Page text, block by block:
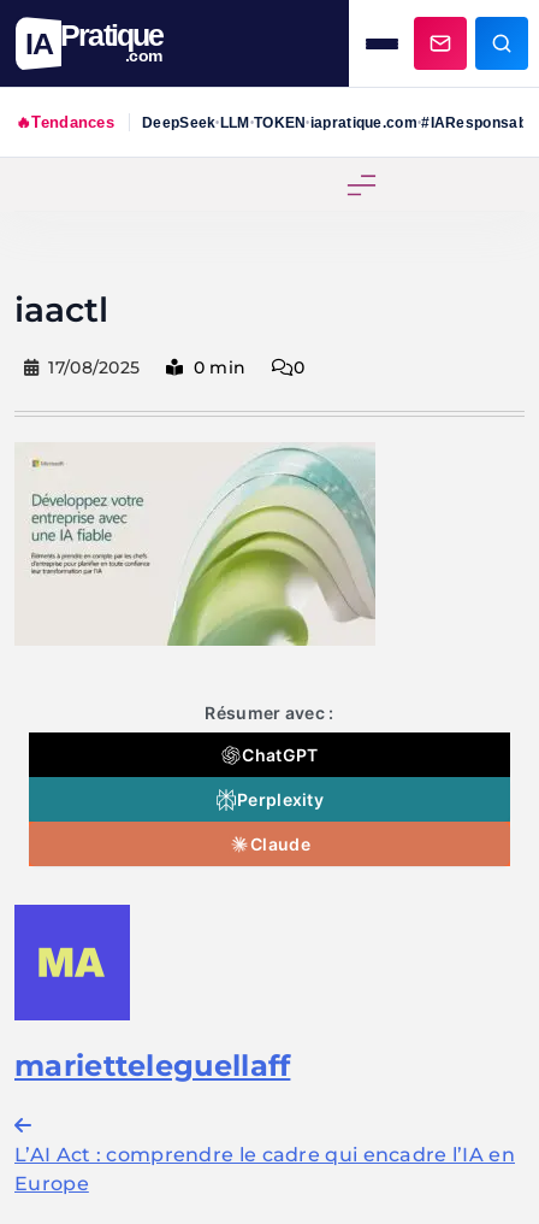
IA Pratique
.com
🔥Tendances DeepSeek•LLM•TOKEN•iapratique.com•#IAResponsable
iaactl
17/08/2025 0 min 0
Résumer avec :
ChatGPT
Perplexity
Claude
marietteleguellaff
Navigation
de
L’AI Act : comprendre le cadre qui encadre l’IA en
Europe